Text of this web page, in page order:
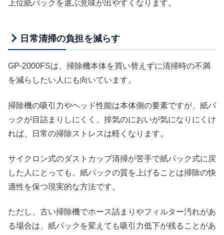
上位紙パックを選ぶ意味が出やすくなります。
日常清掃の負担を減らす
GP-2000FSは、掃除機本体を買い替えずに清掃時の不満
を減らしたい人にも向いています。
掃除機の吸引力やヘッド性能は本体側の要素ですが、紙パ
ックが目詰まりしにくく、排気のにおいが気になりにくけ
れば、日常の掃除ストレスは軽くなります。
サイクロン式のダストカップ清掃が苦手で紙パック式に戻
した人にとっても、紙パックの質を上げることは掃除の快
適性を保つ現実的な方法です。
ただし、古い掃除機でホース詰まりやフィルター汚れがあ
る場合は、紙パックを変えても吸引力低下が残ることがあ